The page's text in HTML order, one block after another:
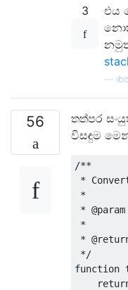
3
එය
56
තත්පර
විසඳුම
/**
*
*
*
*
*
*/
function